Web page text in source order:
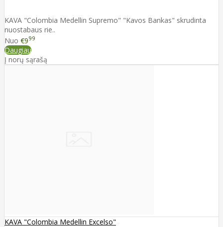
KAVA "Colombia Medellin Supremo" "Kavos Bankas" skrudinta
nuostabaus rie..
Nuo €999
Daugiau
Į norų sąrašą
KAVA "Colombia Medellin Excelso"